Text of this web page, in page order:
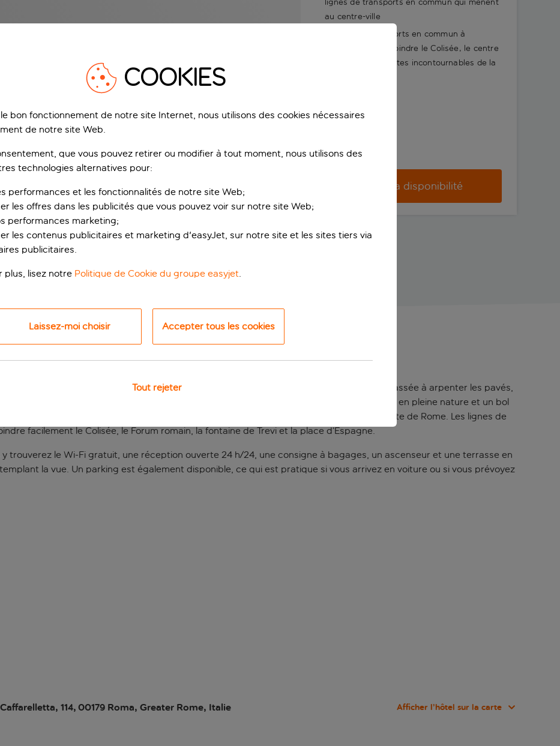
lignes de transports en commun qui mènent
au centre-ville
Prenez les transports en commun à
proximité pour rejoindre le Colisée, le centre
historique et les sites incontournables de la
Vérifier la disponibilité
à Rome
Hotel est un établissement calme que l’on a plaisir à retrouver après une journée passée à arpenter les pavés,
à la carbonara. Vous serez tout près du parc de la Caffarella, idéal pour une promenade en pleine nature et un bol
Via Appia et les catacombes à proximité vous plongeront dans l’histoire fascinante de Rome. Les lignes de
facilement le Colisée, le Forum romain, la fontaine de Trevi et la place d’Espagne.
trouverez le Wi-Fi gratuit, une réception ouverte 24 h/24, une consigne à bagages, un ascenseur et une terrasse en
la vue. Un parking est également disponible, ce qui est pratique si vous arrivez en voiture ou si vous prévoyez
114, 00179 Roma, Greater Rome, Italie Afficher l’hôtel sur la carte
COOKIES
bon fonctionnement de notre site Internet, nous utilisons des cookies nécessaires
de notre site Web.
que vous pouvez retirer ou modifier à tout moment, nous utilisons des
technologies alternatives pour:
performances et les fonctionnalités de notre site Web;
les offres dans les publicités que vous pouvez voir sur notre site Web;
performances marketing;
les contenus publicitaires et marketing d'easyJet, sur notre site et les sites tiers via
publicitaires.
plus, lisez notre Politique de Cookie du groupe easyjet.
Laissez-moi choisir Accepter tous les cookies
Tout rejeter